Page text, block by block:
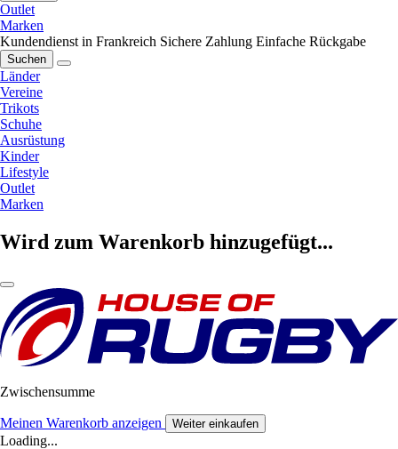
Outlet
Marken
Kundendienst in Frankreich Sichere Zahlung Einfache Rückgabe
Suchen
Länder
Vereine
Trikots
Schuhe
Ausrüstung
Kinder
Lifestyle
Outlet
Marken
Wird zum Warenkorb hinzugefügt...
Zwischensumme
Meinen Warenkorb anzeigen Weiter einkaufen
Loading...